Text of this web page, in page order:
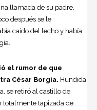
llamada de su padre,
después se le
caído del lecho y había
el rumor de que
César Borgia. Hundida
se retiró al castillo de
totalmente tapizada de